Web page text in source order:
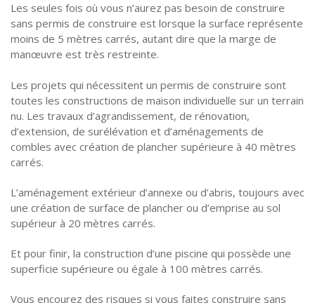
Les seules fois où vous n’aurez pas besoin de construire
sans permis de construire est lorsque la surface représente
moins de 5 mètres carrés, autant dire que la marge de
manœuvre est très restreinte.
Les projets qui nécessitent un permis de construire sont
toutes les constructions de maison individuelle sur un terrain
nu. Les travaux d’agrandissement, de rénovation,
d’extension, de surélévation et d’aménagements de
combles avec création de plancher supérieure à 40 mètres
carrés.
L’aménagement extérieur d’annexe ou d’abris, toujours avec
une création de surface de plancher ou d’emprise au sol
supérieur à 20 mètres carrés.
Et pour finir, la construction d’une piscine qui possède une
superficie supérieure ou égale à 100 mètres carrés.
Vous encourez des risques si vous faites construire sans